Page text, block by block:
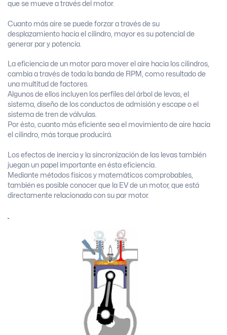
que se mueve a través del motor.
Cuanto más aire se puede forzar a través de su
desplazamiento hacia el cilindro, mayor es su potencial de
generar par y potencia.
La eficiencia de un motor para mover el aire hacia los cilindros,
cambia a través de toda la banda de RPM, como resultado de
una multitud de factores.
Algunos de ellos incluyen los perfiles del árbol de levas, el
sistema, diseño de los conductos de admisión y escape o el
sistema de tren de válvulas.
Por ésto, cuanto más eficiente sea el movimiento de aire hacia
el cilindro, más torque producirá.
Los efectos de inercia y la sincronización de las levas también
juegan un papel importante en ésta eficiencia.
Mediante métodos físicos y matemáticos comprobables,
también es posible conocer que la EV de un motor, que está
directamente relacionada con su par motor.